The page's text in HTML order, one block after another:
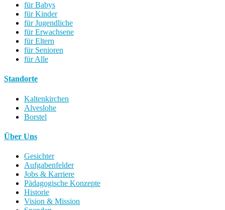
für Babys
für Kinder
für Jugendliche
für Erwachsene
für Eltern
für Senioren
für Alle
Standorte
Kaltenkirchen
Alveslohe
Borstel
Über Uns
Gesichter
Aufgabenfelder
Jobs & Karriere
Pädagogische Konzepte
Historie
Vision & Mission